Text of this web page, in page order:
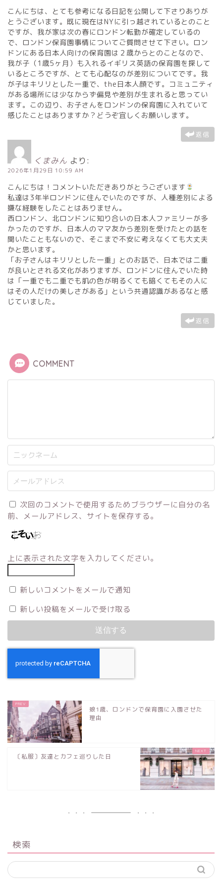
こんにちは、とても参考になる日記を公開して下さりありが
とうございます。既に現在はNYに引っ越されているとのこと
ですが、我が家は次の春にロンドン転勤が確定しているの
で、ロンドン保育園事情についてご質問させて下さい。ロン
ドンにある日本人向けの保育園は２歳からとのことなので、
我が子（1歳5ヶ月）も入れるイギリス英語の保育園を探して
いるところですが、とても心配なのが差別についてです。我
が子はキリリとした一重で、the日本人顔です。コミュニティ
がある場所には少なからず偏見や差別が生まれると思ってい
ます。この辺り、お子さんをロンドンの保育園に入れていて
感じたことはありますか？どうぞ宜しくお願いします。
返信
くまみん より:
2026年1月29日 10:59 AM
こんにちは！コメントいただきありがとうございます
私達は3年半ロンドンに住んでいたのですが、人種差別による
嫌な経験をしたことはありません。
西ロンドン、北ロンドンに知り合いの日本人ファミリーが多
かったのですが、日本人のママ友から差別を受けたとの話を
聞いたこともないので、そこまで不安に考えなくても大丈夫
かと思います。
「お子さんはキリリとした一重」とのお話で、日本では二重
が良いとされる文化がありますが、ロンドンに住んでいた時
は「一重でも二重でも肌の色が明るくても暗くてもその人に
はその人だけの美しさがある」という共通認識があるなと感
じていました。
返信
COMMENT
次回のコメントで使用するためブラウザーに自分の名
前、メールアドレス、サイトを保存する。
上に表示された文字を入力してください。
新しいコメントをメールで通知
新しい投稿をメールで受け取る
娘1歳、ロンドンで保育園に入園させた
理由
〔私服〕友達とカフェ巡りした日
検索